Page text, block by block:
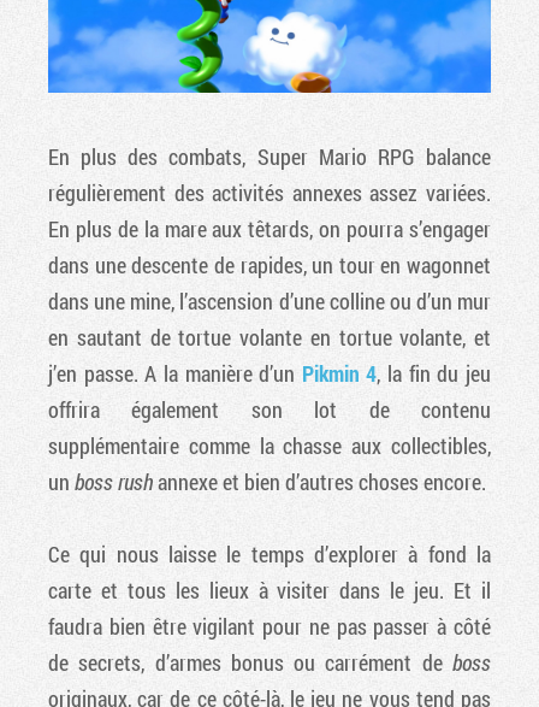
En plus des combats, Super Mario RPG balance
régulièrement des activités annexes assez variées.
En plus de la mare aux têtards, on pourra s’engager
dans une descente de rapides, un tour en wagonnet
dans une mine, l’ascension d’une colline ou d’un mur
en sautant de tortue volante en tortue volante, et
j’en passe. A la manière d’un Pikmin 4, la fin du jeu
offrira également son lot de contenu
supplémentaire comme la chasse aux collectibles,
un boss rushannexe et bien d’autres choses encore.
Ce qui nous laisse le temps d’explorer à fond la
carte et tous les lieux à visiter dans le jeu. Et il
faudra bien être vigilant pour ne pas passer à côté
de secrets, d’armes bonus ou carrément de boss
originaux, car de ce côté-là, le jeu ne vous tend pas